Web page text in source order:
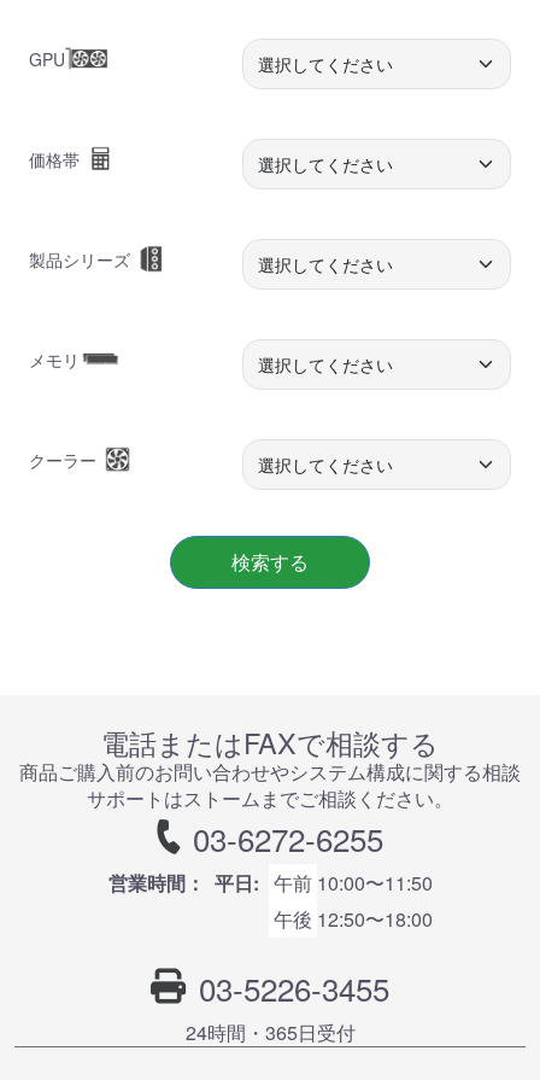
GPU
価格帯
製品シリーズ
メモリ
クーラー
検索する
電話またはFAXで相談する
商品ご購⼊前のお問い合わせやシステム構成に関する相談
サポートはストームまでご相談ください。
03-6272-6255
営業時間： 平日: 午前 10:00〜11:50
午後 12:50〜18:00
03-5226-3455
24時間・365⽇受付